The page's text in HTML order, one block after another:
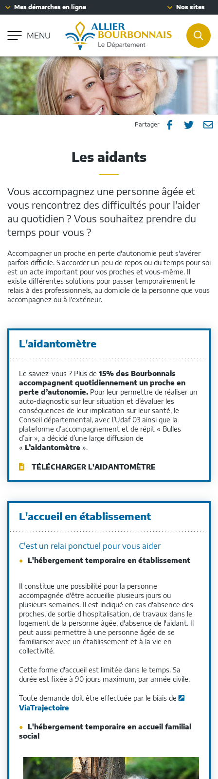
Aller à la recherche
Accessibilité : partiellement conforme
Mes démarches en ligne Nos sites
MENU
Partager Partager
 
Les aidants
Vous accompagnez une personne âgée et
vous rencontrez des difficultés pour l'aider
au quotidien ? Vous souhaitez prendre du
temps pour vous ?
Accompagner un proche en perte d'autonomie peut s'avérer
parfois difficile. S'accorder un peu de repos ou du temps pour soi
est un acte important pour vos proches et vous-même. Il
existe différentes solutions pour passer temporairement le
relais à des professionnels, au domicile de la personne que vous
accompagnez ou à l'extérieur.
L'aidantomètre
Le saviez-vous ? Plus de 15% des Bourbonnais
accompagnent quotidiennement un proche en
perte d’autonomie. Pour leur permettre de réaliser un
auto-diagnostic sur leur situation et d’évaluer les
conséquences de leur implication sur leur santé, le
Conseil départemental, avec l’Udaf 03 ainsi que la
plateforme d’accompagnement et de répit « Bulles
d’air », a décidé d’une large diffusion de
« L’aidantomètre ».
TÉLÉCHARGER L'AIDANTOMÈTRE
L'accueil en établissement
C'est un relai ponctuel pour vous aider
L'hébergement temporaire en établissement
Il constitue une possibilité pour la personne
accompagnée d'être accueillie plusieurs jours ou
plusieurs semaines. Il est indiqué en cas d'absence des
proches, de sortie d'hospitalisation, de travaux dans le
logement de la personne âgée, d'absence de l'aidant. Il
peut aussi permettre à une personne âgée de se
familiariser avec un établissement et à la vie en
collectivité.
Cette forme d'accueil est limitée dans le temps. Sa
durée est fixée à 90 jours maximum, par année civile.
Toute demande doit être effectuée par le biais de
ViaTrajectoire
L'hébergement temporaire en accueil familial
social
Fenêtre
chat